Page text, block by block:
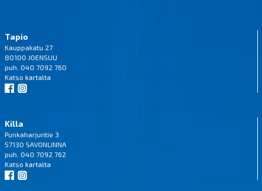
Tapio
Kauppakatu 27
80100 JOENSUU
puh. 040 7092 760
Katso kartalta
Killa
Punkaharjuntie 3
57130 SAVONLINNA
puh. 040 7092 762
Katso kartalta